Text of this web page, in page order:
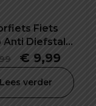
Fiets
Anti Diefstal
Slot
prijs
was:
€ 9,99
prijs
is:
Lees verder